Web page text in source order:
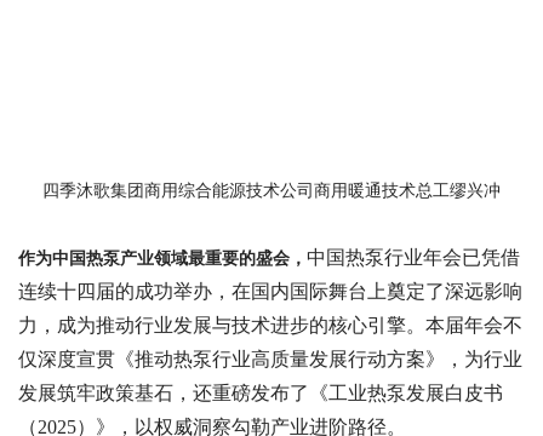
四季沐歌集团商用综合能源技术公司商用暖通技术总工缪兴冲
作为中国热泵产业领域最重要的盛会， 中国热泵行业年会已凭借
连续十四届的成功举办，在国内国际舞台上奠定了深远影响
力，成为推动行业发展与技术进步的核心引擎。本届年会不
仅深度宣贯《推动热泵行业高质量发展行动方案》，为行业
发展筑牢政策基石，还重磅发布了《工业热泵发展白皮书
（2025）》，以权威洞察勾勒产业进阶路径。